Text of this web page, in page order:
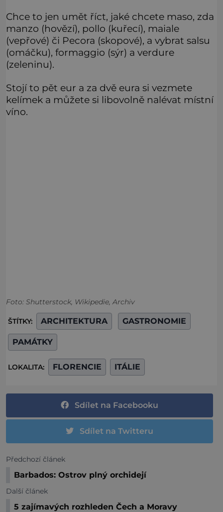
Chce to jen umět říct, jaké chcete maso, zda
manzo (hovězí), pollo (kuřecí), maiale
(vepřové) či Pecora (skopové), a vybrat salsu
(omáčku), formaggio (sýr) a verdure
(zeleninu).
Stojí to pět eur a za dvě eura si vezmete
kelímek a můžete si libovolně nalévat místní
víno.
Foto: Shutterstock, Wikipedie, Archiv
ŠTÍTKY: ARCHITEKTURA GASTRONOMIE
PAMÁTKY
LOKALITA: FLORENCIE ITÁLIE
Sdílet na Facebooku
Sdílet na Twitteru
Předchozí článek
Barbados: Ostrov plný orchidejí
Další článek
5 zajímavých rozhleden Čech a Moravy